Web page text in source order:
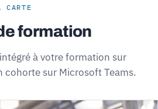
CARTE
formation
à votre formation sur
cohorte sur Microsoft Teams.